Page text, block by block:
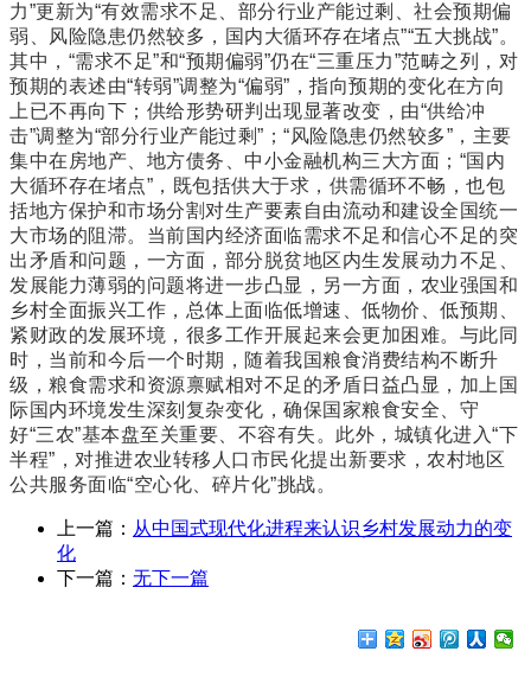
力”更新为“有效需求不足、部分行业产能过剩、社会预期偏
弱、风险隐患仍然较多，国内大循环存在堵点”“五大挑战”。
其中，“需求不足”和“预期偏弱”仍在“三重压力”范畴之列，对
预期的表述由“转弱”调整为“偏弱”，指向预期的变化在方向
上已不再向下；供给形势研判出现显著改变，由“供给冲
击”调整为“部分行业产能过剩”；“风险隐患仍然较多”，主要
集中在房地产、地方债务、中小金融机构三大方面；“国内
大循环存在堵点”，既包括供大于求，供需循环不畅，也包
括地方保护和市场分割对生产要素自由流动和建设全国统一
大市场的阻滞。当前国内经济面临需求不足和信心不足的突
出矛盾和问题，一方面，部分脱贫地区内生发展动力不足、
发展能力薄弱的问题将进一步凸显，另一方面，农业强国和
乡村全面振兴工作，总体上面临低增速、低物价、低预期、
紧财政的发展环境，很多工作开展起来会更加困难。与此同
时，当前和今后一个时期，随着我国粮食消费结构不断升
级，粮食需求和资源禀赋相对不足的矛盾日益凸显，加上国
际国内环境发生深刻复杂变化，确保国家粮食安全、守
好“三农”基本盘至关重要、不容有失。此外，城镇化进入“下
半程”，对推进农业转移人口市民化提出新要求，农村地区
公共服务面临“空心化、碎片化”挑战。
上一篇： 从中国式现代化进程来认识乡村发展动力的变
化
下一篇： 无下一篇